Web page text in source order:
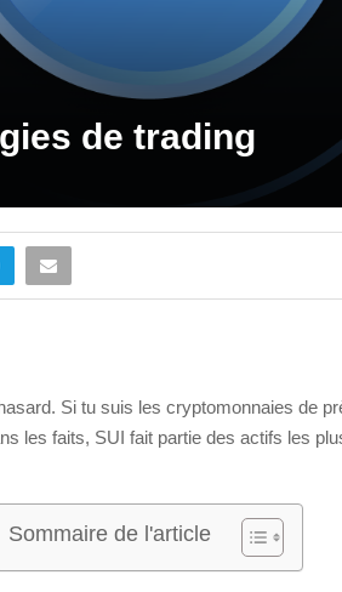
de trading
Si tu suis les cryptomonnaies de
les faits, SUI fait partie des actifs les
Sommaire de l'article